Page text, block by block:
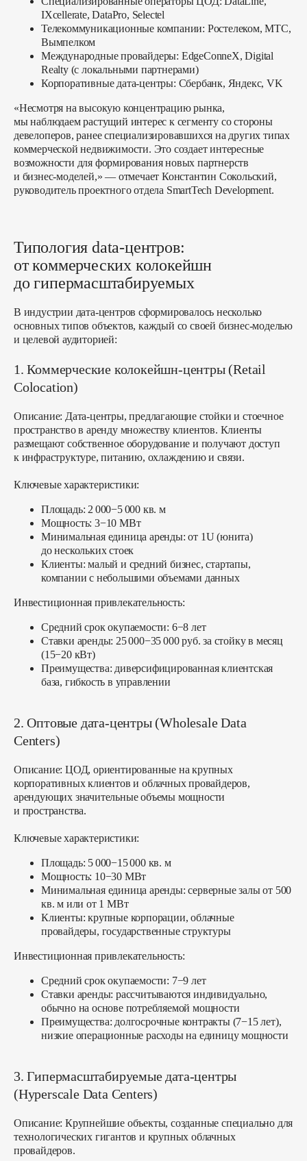
IXcellerate, DataPro, Selectel
Телекоммуникационные компании: Ростелеком, МТС,
Вымпелком
Международные провайдеры: EdgeConneX, Digital
Realty (с локальными партнерами)
Корпоративные дата-центры: Сбербанк, Яндекс, VK
«Несмотря на высокую концентрацию рынка,
мы наблюдаем растущий интерес к сегменту со стороны
девелоперов, ранее специализировавшихся на других типах
коммерческой недвижимости. Это создает интересные
возможности для формирования новых партнерств
и бизнес-моделей,» — отмечает Константин Сокольский,
руководитель проектного отдела SmartTech Development.
Типология data-центров:
от коммерческих колокейшн
до гипермасштабируемых
В индустрии дата-центров сформировалось несколько
основных типов объектов, каждый со своей бизнес-моделью
и целевой аудиторией:
1. Коммерческие колокейшн-центры (Retail
Colocation)
Описание: Дата-центры, предлагающие стойки и стоечное
пространство в аренду множеству клиентов. Клиенты
размещают собственное оборудование и получают доступ
к инфраструктуре, питанию, охлаждению и связи.
Ключевые характеристики:
Площадь: 2 000−5 000 кв. м
Мощность: 3−10 МВт
Минимальная единица аренды: от 1U (юнита)
до нескольких стоек
Клиенты: малый и средний бизнес, стартапы,
компании с небольшими объемами данных
Инвестиционная привлекательность:
Средний срок окупаемости: 6−8 лет
Ставки аренды: 25 000−35 000 руб. за стойку в месяц
(15−20 кВт)
Преимущества: диверсифицированная клиентская
база, гибкость в управлении
2. Оптовые дата-центры (Wholesale Data
Centers)
Описание: ЦОД, ориентированные на крупных
корпоративных клиентов и облачных провайдеров,
арендующих значительные объемы мощности
и пространства.
Ключевые характеристики:
Площадь: 5 000−15 000 кв. м
Мощность: 10−30 МВт
Минимальная единица аренды: серверные залы от 500
кв. м или от 1 МВт
Клиенты: крупные корпорации, облачные
провайдеры, государственные структуры
Инвестиционная привлекательность:
Средний срок окупаемости: 7−9 лет
Ставки аренды: рассчитываются индивидуально,
обычно на основе потребляемой мощности
Преимущества: долгосрочные контракты (7−15 лет),
низкие операционные расходы на единицу мощности
3. Гипермасштабируемые дата-центры
(Hyperscale Data Centers)
Описание: Крупнейшие объекты, созданные специально для
технологических гигантов и крупных облачных
провайдеров.